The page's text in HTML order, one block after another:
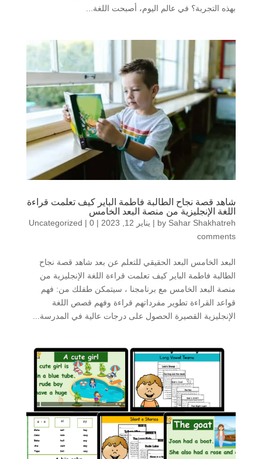
بهذه التجربة؟ في عالم اليوم، أصبحت اللغة...
شاهد قصة نجاح الطالبة فاطمة الباير كيف تعلمت قراءة
اللغة الإنجليزية من منصة البعد الخامس
by Sahar Shakhatreh
| يناير 12, 2023 |
Uncategorized |0
comments
البعد الخامس البعد الحقيقي للتعلم عن بعد شاهد قصة نجاح
الطالبة فاطمة الباير كيف تعلمت قراءة اللغة الإنجليزية من
منصة البعد الخامس مع برنامجنا ، سيتمكن طفلك من: فهم
قواعد القراءة تطوير مفرداتهم قراءة وفهم قصص اللغة
الإنجليزية القصيرة الحصول على درجات عالية في المدرسة...